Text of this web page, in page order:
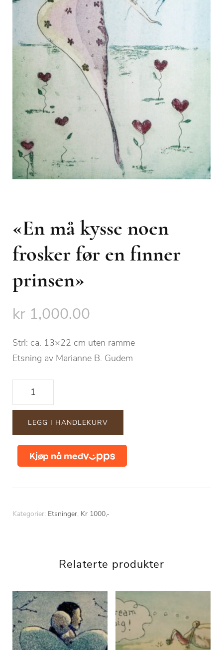
«En må kysse noen
frosker før en finner
prinsen»
kr 1,000.00
Strl: ca. 13×22 cm uten ramme
Etsning av Marianne B. Gudem
må
kysse
noen
frosker
før
prinsen"
LEGG I HANDLEKURV
Kategorier: Etsninger, Kr 1000,-
Relaterte produkter